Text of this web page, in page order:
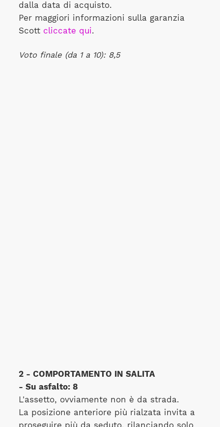
dalla data di acquisto.
Per maggiori informazioni sulla garanzia
Scott cliccate qui.
Voto finale (da 1 a 10): 8,5
2 - COMPORTAMENTO IN SALITA
- Su asfalto: 8
L'assetto, ovviamente non è da strada.
La posizione anteriore più rialzata invita a
proseguire più da seduto, rilanciando solo